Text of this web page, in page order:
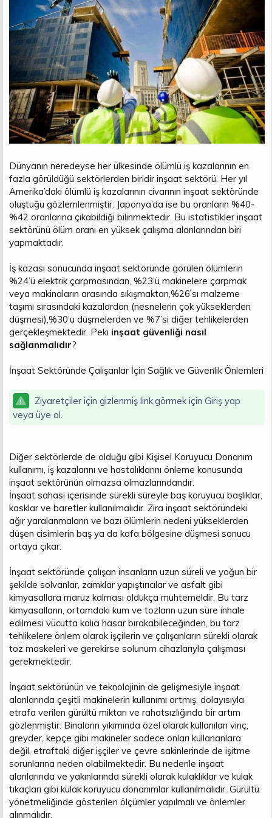
i
Dünyanın neredeyse her ülkesinde ölümlü iş kazalarının en
fazla görüldüğü sektörlerden biridir inşaat sektörü. Her yıl
Amerika’daki ölümlü iş kazalarının civarının inşaat sektöründe
oluştuğu gözlemlenmiştir. Japonya’da ise bu oranların %40-
%42 oranlarına çıkabildiği bilinmektedir. Bu istatistikler inşaat
sektörünü ölüm oranı en yüksek çalışma alanlarından biri
yapmaktadır.
İş kazası sonucunda inşaat sektöründe görülen ölümlerin
%24’ü elektrik çarpmasından, %23’ü makinelere çarpmak
veya makinaların arasında sıkışmaktan,%26’sı malzeme
taşımı sırasındaki kazalardan (nesnelerin çok yükseklerden
düşmesi),%30’u düşmelerden ve %7’si diğer tehlikelerden
gerçekleşmektedir. Peki inşaat güvenliği nasıl
sağlanmalıdır?
İnşaat Sektöründe Çalışanlar İçin Sağlık ve Güvenlik Önlemleri
Ziyaretçiler için gizlenmiş link,görmek için Giriş yap
veya üye ol.
Diğer sektörlerde de olduğu gibi Kişisel Koruyucu Donanım
kullanımı, iş kazalarını ve hastalıklarını önleme konusunda
inşaat sektörünün olmazsa olmazlarındandır.
İnşaat sahası içerisinde sürekli süreyle baş koruyucu başlıklar,
kasklar ve baretler kullanılmalıdır. Zira inşaat sektöründeki
ağır yaralanmaların ve bazı ölümlerin nedeni yükseklerden
düşen cisimlerin baş ya da kafa bölgesine düşmesi sonucu
ortaya çıkar.
İnşaat sektöründe çalışan insanların uzun süreli ve yoğun bir
şekilde solvanlar, zamklar yapıştırıcılar ve asfalt gibi
kimyasallara maruz kalması oldukça muhtemeldir. Bu tarz
kimyasalların, ortamdaki kum ve tozların uzun süre inhale
edilmesi vücutta kalıcı hasar bırakabileceğinden, bu tarz
tehlikelere önlem olarak işçilerin ve çalışanların sürekli olarak
toz maskeleri ve gerekirse solunum cihazlarıyla çalışması
gerekmektedir.
İnşaat sektörünün ve teknolojinin de gelişmesiyle inşaat
alanlarında çeşitli makinelerin kullanımı artmış, dolayısıyla
etrafa verilen gürültü miktarı ve rahatsızlığında bir artım
gözlenmiştir. Binaların yıkımında özel olarak kullanılan vinç,
greyder, kepçe gibi makineler sadece onları kullananlara
değil, etraftaki diğer işçiler ve çevre sakinlerinde de işitme
sorunlarına neden olabilmektedir. Bu nedenle inşaat
alanlarında ve yakınlarında sürekli olarak kulaklıklar ve kulak
tıkaçları gibi kulak koruyucu donanımlar kullanılmalıdır. Gürültü
yönetmeliğinde gösterilen ölçümler yapılmalı ve önlemler
alınmalıdır.